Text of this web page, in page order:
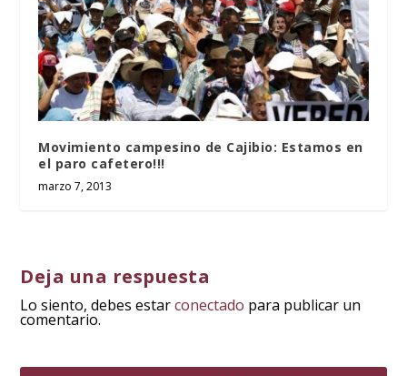
Movimiento campesino de Cajibio: Estamos en
el paro cafetero!!!
marzo 7, 2013
Deja una respuesta
Lo siento, debes estarconectado para publicar un
comentario.